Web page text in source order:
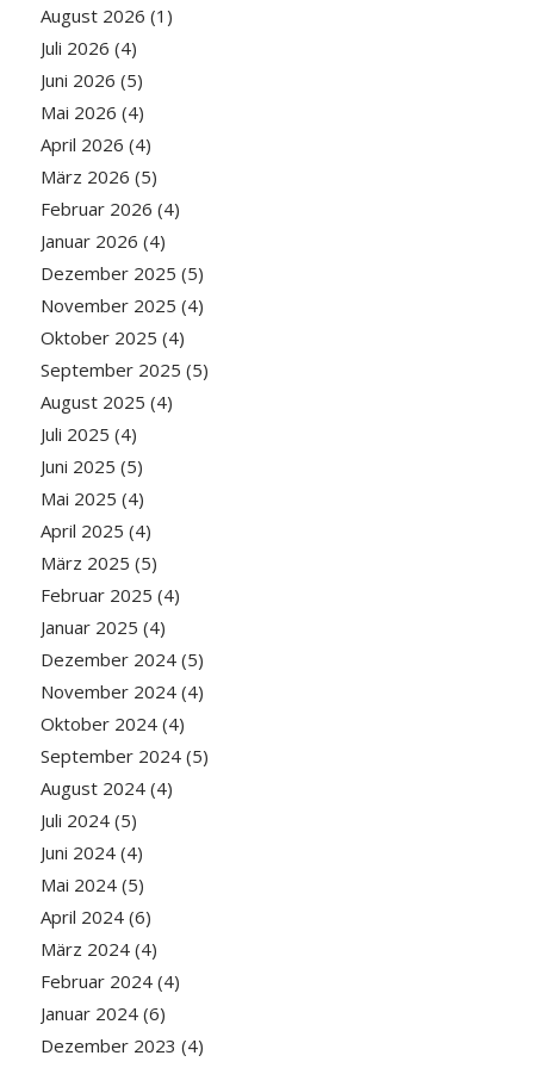
August 2026 (1)
Juli 2026 (4)
Juni 2026 (5)
Mai 2026 (4)
April 2026 (4)
März 2026 (5)
Februar 2026 (4)
Januar 2026 (4)
Dezember 2025 (5)
November 2025 (4)
Oktober 2025 (4)
September 2025 (5)
August 2025 (4)
Juli 2025 (4)
Juni 2025 (5)
Mai 2025 (4)
April 2025 (4)
März 2025 (5)
Februar 2025 (4)
Januar 2025 (4)
Dezember 2024(5)
November 2024(4)
Oktober 2024(4)
September 2024(5)
August 2024(4)
Juli 2024(5)
Juni 2024(4)
Mai 2024(5)
April 2024(6)
März 2024(4)
Februar 2024(4)
Januar 2024(6)
Dezember 2023 (4)